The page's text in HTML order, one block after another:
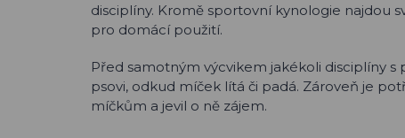
disciplíny. Kromě sportovní kynologie najdou
pro domácí použití.
Před samotným výcvikem jakékoli disciplíny s
psovi, odkud míček lítá či padá. Zároveň je
míčkům a jevil o ně zájem.